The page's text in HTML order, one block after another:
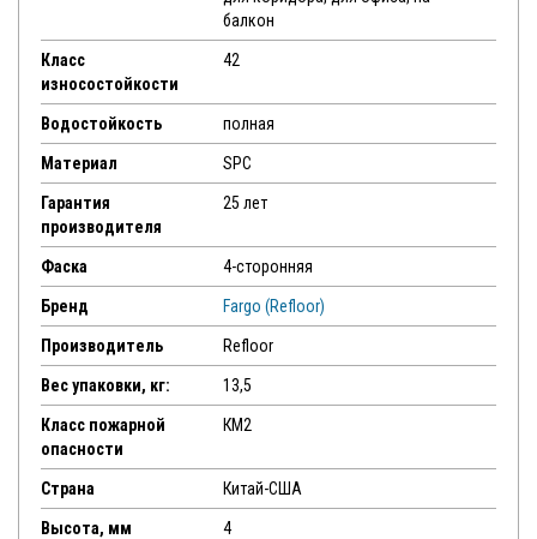
балкон
Класс
износостойкости
42
Водостойкость полная
Материал SPC
Гарантия
производителя
25 лет
Фаска 4-сторонняя
Бренд Fargo (Refloor)
Производитель Refloor
Вес упаковки, кг: 13,5
Класс пожарной
опасности
КМ2
Страна Китай-США
Высота, мм 4